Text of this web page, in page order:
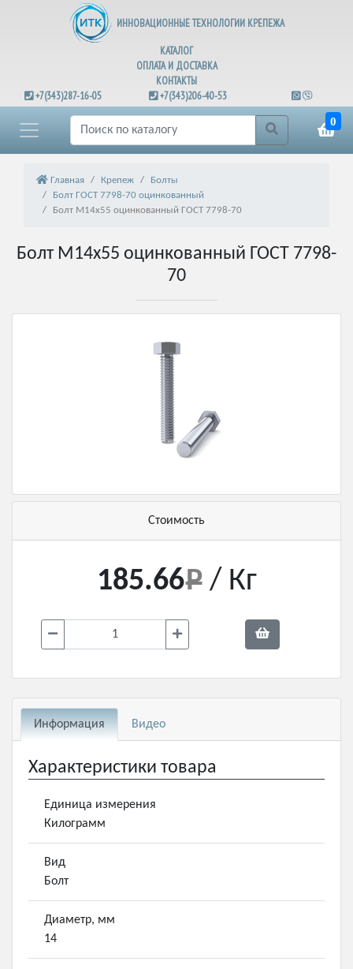
ИННОВАЦИОННЫЕ ТЕХНОЛОГИИ КРЕПЕЖА
КАТАЛОГ
ОПЛАТА И ДОСТАВКА
КОНТАКТЫ
+7(343)287-16-05
+7(343)206-40-53
0
Главная Крепеж
Болты
Болт ГОСТ 7798-70 оцинкованный
Болт М14х55 оцинкованный ГОСТ 7798-70
Болт М14х55 оцинкованный ГОСТ 7798-
70
Стоимость
185.66 / Кг
Информация Видео
Характеристики товара
Единица измерения
Килограмм
Вид
Болт
Диаметр, мм
14